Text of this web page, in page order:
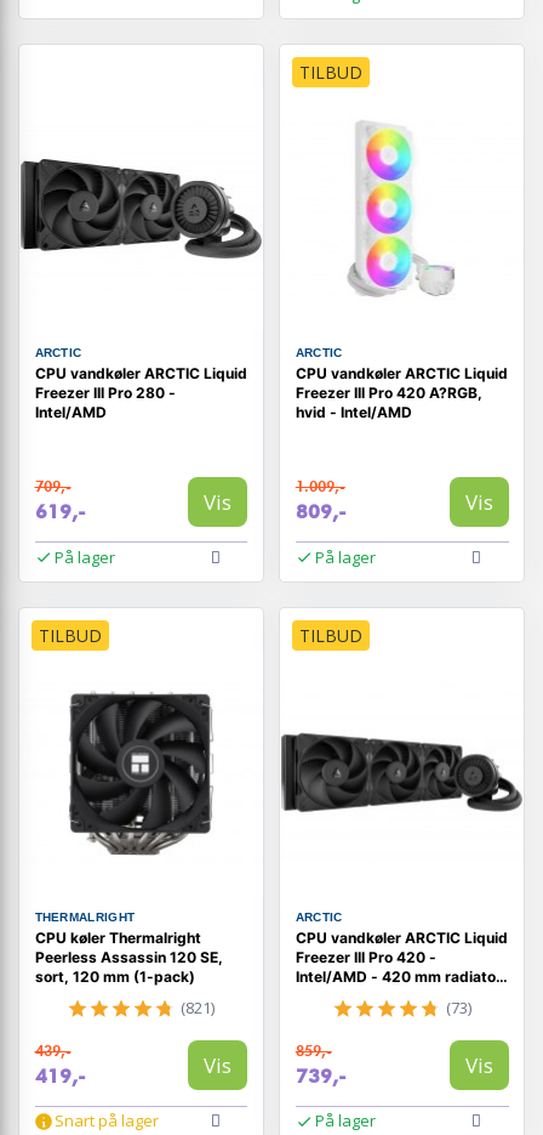
ARCTIC
CPU vandkøler ARCTIC Liquid
Freezer III Pro 280 -
Intel/AMD
709,-
619,- Vis
På lager
TILBUD
ARCTIC
CPU vandkøler ARCTIC Liquid
Freezer III Pro 420 A?RGB,
hvid - Intel/AMD
1.009,-
809,- Vis
På lager
TILBUD
THERMALRIGHT
CPU køler Thermalright
Peerless Assassin 120 SE,
sort, 120 mm (1-pack)
(821)
439,-
419,- Vis
Snart på lager
TILBUD
ARCTIC
CPU vandkøler ARCTIC Liquid
Freezer III Pro 420 -
Intel/AMD - 420 mm radiator
(73)
859,-
739,- Vis
På lager